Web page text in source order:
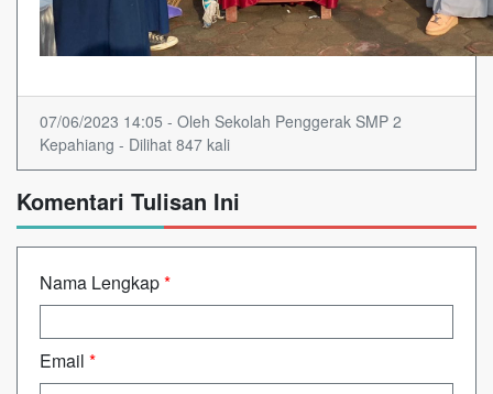
07/06/2023 14:05 - Oleh Sekolah Penggerak SMP 2
Kepahiang - Dilihat 847 kali
Komentari Tulisan Ini
Nama Lengkap*
Email *